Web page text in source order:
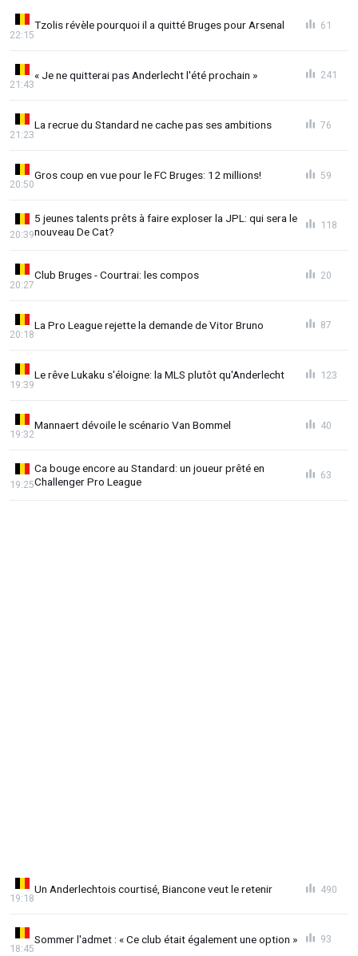
Tzolis révèle pourquoi il a quitté Bruges pour Arsenal
22:15
61
« Je ne quitterai pas Anderlecht l'été prochain »
21:43
241
La recrue du Standard ne cache pas ses ambitions
21:23
76
Gros coup en vue pour le FC Bruges: 12 millions!
20:50
59
5 jeunes talents prêts à faire exploser la JPL: qui sera le
nouveau De Cat?
20:39
118
Club Bruges - Courtrai: les compos
20:27
20
La Pro League rejette la demande de Vitor Bruno
20:18
87
Le rêve Lukaku s'éloigne: la MLS plutôt qu'Anderlecht
19:39
123
Mannaert dévoile le scénario Van Bommel
19:32
40
Ca bouge encore au Standard: un joueur prêté en
Challenger Pro League
19:25
63
Un Anderlechtois courtisé, Biancone veut le retenir
19:18
490
Sommer l'admet : « Ce club était également une option »
18:45
93